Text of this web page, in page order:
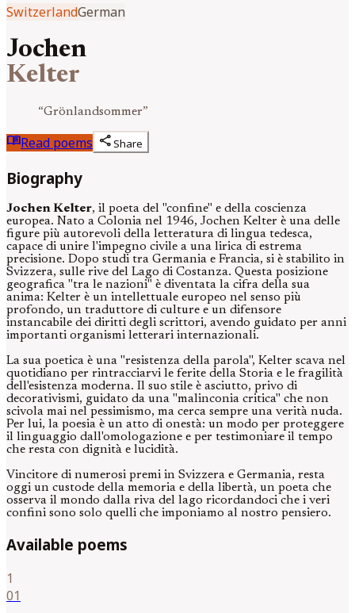
SwitzerlandGerman
Jochen
Kelter
“Grönlandsommer”
menu_bookRead poems shareShare
Biography
Jochen Kelter, il poeta del "confine" e della coscienza
europea. Nato a Colonia nel 1946, Jochen Kelter è una delle
figure più autorevoli della letteratura di lingua tedesca,
capace di unire l'impegno civile a una lirica di estrema
precisione. Dopo studi tra Germania e Francia, si è stabilito in
Svizzera, sulle rive del Lago di Costanza. Questa posizione
geografica "tra le nazioni" è diventata la cifra della sua
anima: Kelter è un intellettuale europeo nel senso più
profondo, un traduttore di culture e un difensore
instancabile dei diritti degli scrittori, avendo guidato per anni
importanti organismi letterari internazionali.
La sua poetica è una "resistenza della parola", Kelter scava nel
quotidiano per rintracciarvi le ferite della Storia e le fragilità
dell'esistenza moderna. Il suo stile è asciutto, privo di
decorativismi, guidato da una "malinconia critica" che non
scivola mai nel pessimismo, ma cerca sempre una verità nuda.
Per lui, la poesia è un atto di onestà: un modo per proteggere
il linguaggio dall'omologazione e per testimoniare il tempo
che resta con dignità e lucidità.
Vincitore di numerosi premi in Svizzera e Germania, resta
oggi un custode della memoria e della libertà, un poeta che
osserva il mondo dalla riva del lago ricordandoci che i veri
confini sono solo quelli che imponiamo al nostro pensiero.
Available poems
1
01